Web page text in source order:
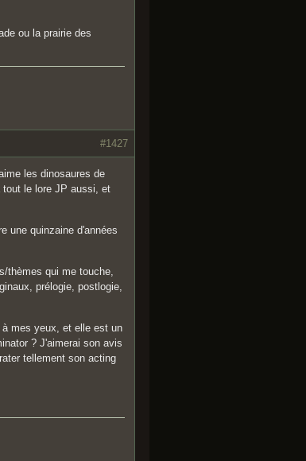
ou la prairie des
#1427
les dinosaures de
tout le lore JP aussi, et
une quinzaine d'années
thèmes qui me touche,
prélogie, postlogie,
mes yeux, et elle est un
? J'aimerai son avis
tellement son acting